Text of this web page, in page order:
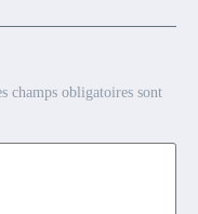
champs obligatoires sont